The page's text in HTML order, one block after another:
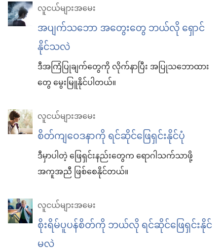
လူငယ်များအမေး
အပျက်သဘော အတွေးတွေ ဘယ်လို ရှောင်
နိုင်သလဲ
ဒီအကြံပြုချက်တွေကို လိုက်နာပြီး အပြုသဘောထား
တွေ မွေးမြူနိုင်ပါတယ်။
လူငယ်များအမေး
စိတ်ကျဝေဒနာကို ရင်ဆိုင်ဖြေရှင်းနိုင်ပုံ
ဒီမှာပါတဲ့ ဖြေရှင်းနည်းတွေက ရောဂါသက်သာဖို့
အကူအညီ ဖြစ်စေနိုင်တယ်။
လူငယ်များအမေး
စိုးရိမ်ပူပန်စိတ်ကို ဘယ်လို ရင်ဆိုင်ဖြေရှင်းနိုင်
မလဲ